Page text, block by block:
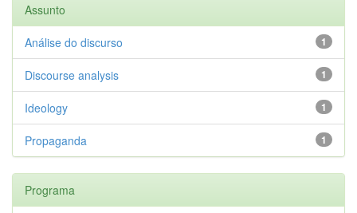
Assunto
1
Análise do discurso
1
Discourse analysis
1
Ideology
1
Propaganda
Programa